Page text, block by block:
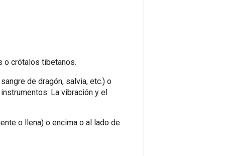
o crótalos tibetanos.
de dragón, salvia, etc.) o
La vibración y el
o llena) o encima o al lado de